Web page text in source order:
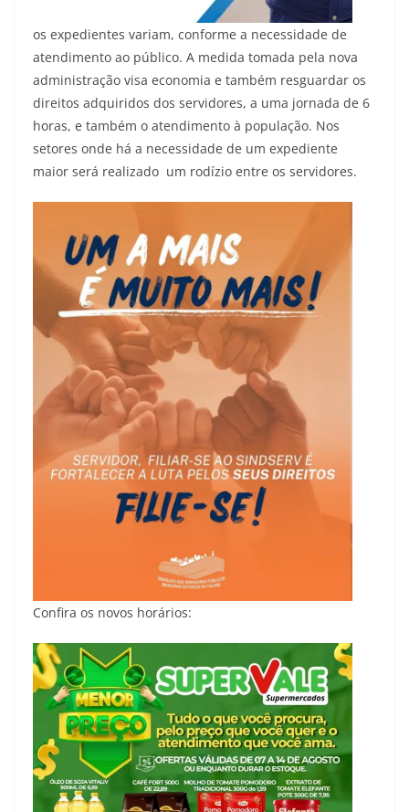
os expedientes variam, conforme a necessidade de
atendimento ao público. A medida tomada pela nova
administração visa economia e também resguardar os
direitos adquiridos dos servidores, a uma jornada de 6
horas, e também o atendimento à população. Nos
setores onde há a necessidade de um expediente
maior será realizado um rodízio entre os servidores.
Confira os novos horários: